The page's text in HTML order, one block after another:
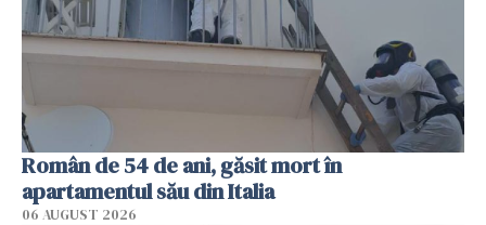
Român de 54 de ani, găsit mort în
apartamentul său din Italia
06 AUGUST 2026